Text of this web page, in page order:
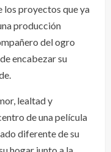
los proyectos que ya
producción
del ogro
encabezar su
lealtad y
de una película
diferente de su